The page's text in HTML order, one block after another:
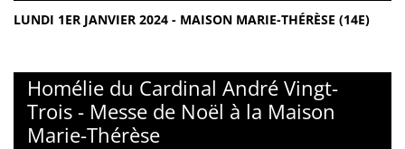
LUNDI 1ER JANVIER 2024 - MAISON MARIE-THÉRÈSE (14E)
Homélie du Cardinal André Vingt-
Trois - Messe de Noël à la Maison
Marie-Thérèse